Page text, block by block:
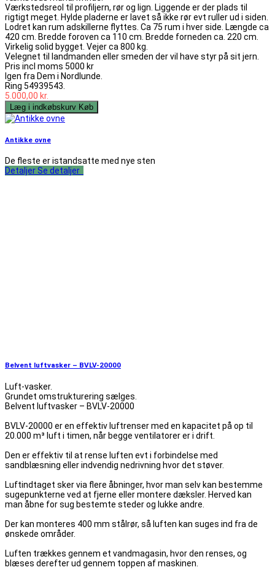
Værkstedsreol til profiljern, rør og lign. Liggende er der plads til
rigtigt meget. Hylde pladerne er lavet så ikke rør evt ruller ud i siden.
Lodret kan rum adskillerne flyttes. Ca 75 rum i hver side. Længde ca
420 cm. Bredde foroven ca 110 cm. Bredde forneden ca. 220 cm.
Virkelig solid bygget. Vejer ca 800 kg.
Velegnet til landmanden eller smeden der vil have styr på sit jern.
Pris incl moms 5000 kr
Igen fra Dem i Nordlunde.
Ring 54939543.
5.000,00 kr.
Læg i indkøbskurv Køb
Antikke ovne
De fleste er istandsatte med nye sten
Detaljer Se detaljer
Belvent luftvasker – BVLV-20000
Luft-vasker.
Grundet omstrukturering sælges.
Belvent luftvasker – BVLV-20000
BVLV-20000 er en effektiv luftrenser med en kapacitet på op til
20.000 m³ luft i timen, når begge ventilatorer er i drift.
Den er effektiv til at rense luften evt i forbindelse med
sandblæsning eller indvendig nedrivning hvor det støver.
Luftindtaget sker via flere åbninger, hvor man selv kan bestemme
sugepunkterne ved at fjerne eller montere dæksler. Herved kan
man åbne for sug bestemte steder og lukke andre.
Der kan monteres 400 mm stålrør, så luften kan suges ind fra de
ønskede områder.
Luften trækkes gennem et vandmagasin, hvor den renses, og
blæses derefter ud gennem toppen af maskinen.